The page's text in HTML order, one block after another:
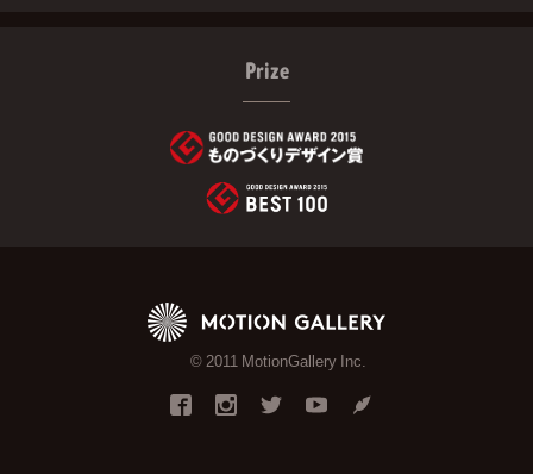
Prize
© 2011 MotionGallery Inc.